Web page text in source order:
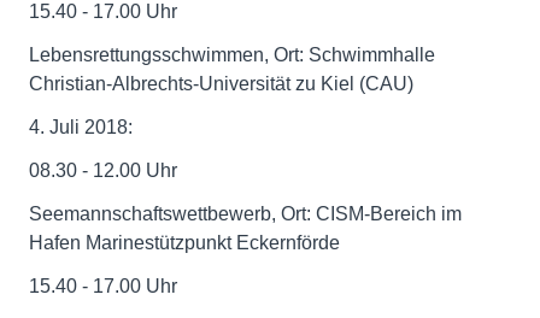
15.40 - 17.00 Uhr
Lebensrettungsschwimmen, Ort: Schwimmhalle
Christian-Albrechts-Universität zu Kiel (CAU)
4. Juli 2018:
08.30 - 12.00 Uhr
Seemannschaftswettbewerb, Ort: CISM-Bereich im
Hafen Marinestützpunkt Eckernförde
15.40 - 17.00 Uhr